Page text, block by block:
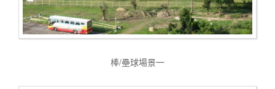
棒/壘球場景一